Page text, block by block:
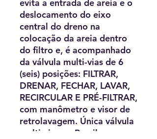
evita a entrada de areia e o
deslocamento do eixo
central do dreno na
colocação da areia dentro
do filtro e, é acompanhado
da válvula multi-vias de 6
(seis) posições: FILTRAR,
DRENAR, FECHAR, LAVAR,
RECIRCULAR E PRÉ-FILTRAR,
com manômetro e visor de
retrolavagem. Única válvula
multi-vias no Brasil